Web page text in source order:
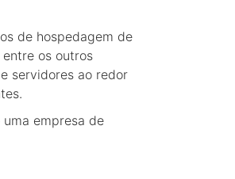
de hospedagem de
os outros
servidores ao redor
empresa de